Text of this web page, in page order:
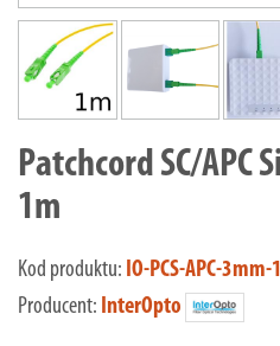
Patchcord SC/APC
1m
Kod produktu: IO-PCS-APC-
Producent: InterOpto